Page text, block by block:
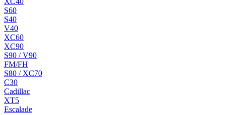
S60
S40
V40
XC60
XC90
S90 / V90
FM/FH
S80 / XC70
C30
Cadillac
XT5
Escalade